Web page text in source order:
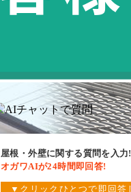
屋根・外壁に関する質問を入力!
オガワAIが24時間 即回答!